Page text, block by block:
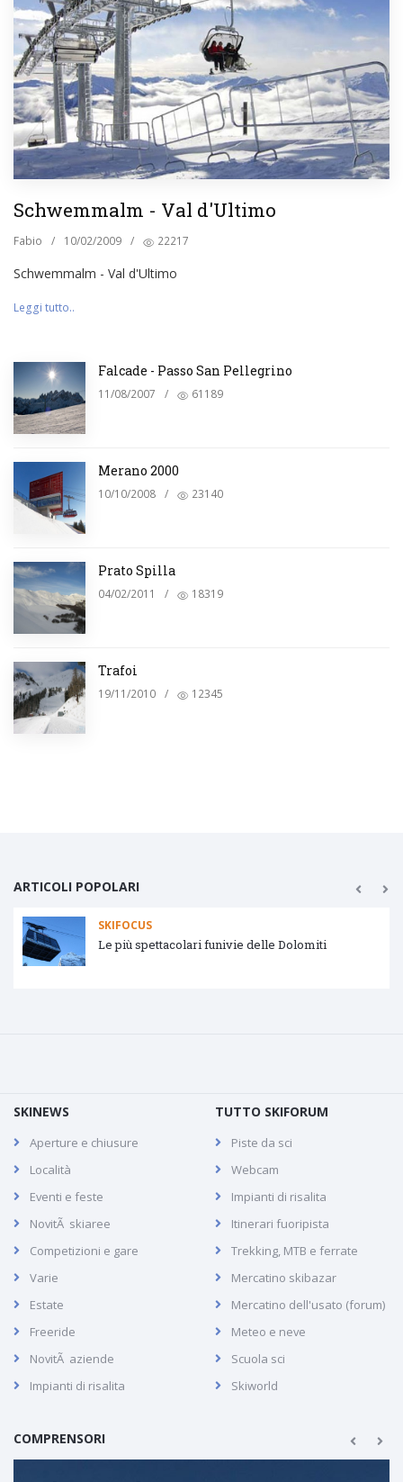
Schwemmalm - Val d'Ultimo
Fabio / 10/02/2009 / 22217
Schwemmalm - Val d'Ultimo
Leggi tutto..
Falcade - Passo San Pellegrino
11/08/2007 / 61189
Merano 2000
10/10/2008 / 23140
Prato Spilla
04/02/2011 / 18319
Trafoi
19/11/2010 / 12345
ARTICOLI POPOLARI
SKIFOCUS
Tipologie impianti di risalita
SKINEWS
Aperture e chiusure
Località
Eventi e feste
NovitÃ skiaree
Competizioni e gare
Varie
Estate
Freeride
NovitÃ aziende
Impianti di risalita
TUTTO SKIFORUM
Piste da sci
Webcam
Impianti di risalita
Itinerari fuoripista
Trekking, MTB e ferrate
Mercatino skibazar
Mercatino dell'usato (forum)
Meteo e neve
Scuola sci
Skiworld
COMPRENSORI